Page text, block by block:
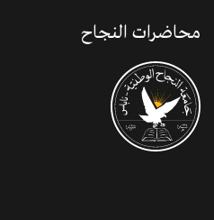
محاضرات النجاح